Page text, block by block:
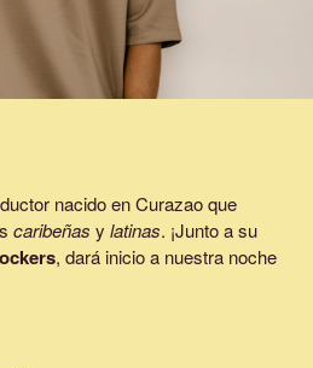
nacido en Curazao que
caribeñas y latinas. ¡Junto a su
, dará inicio a nuestra noche